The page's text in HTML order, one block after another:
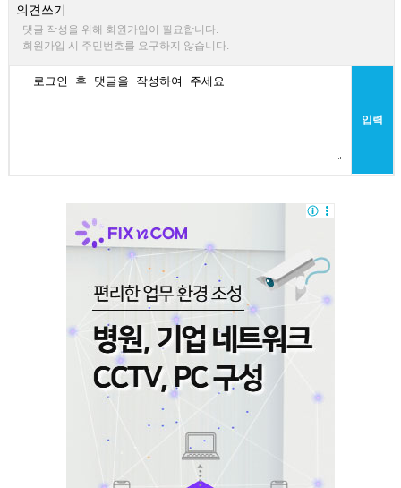
의견쓰기
댓글 작성을 위해 회원가입이 필요합니다.
회원가입 시 주민번호를 요구하지 않습니다.
입력